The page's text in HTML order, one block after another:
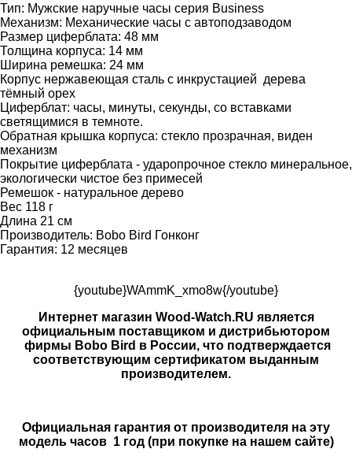
Тип: Мужские наручные часы серия Business
Механизм: Механические часы с автоподзаводом
Размер циферблата: 48 мм
Толщина корпуса: 14 мм
Ширина ремешка: 24 мм
Корпус нержавеющая сталь с инкрустацией дерева
тёмный орех
Циферблат: часы, минуты, секунды, со вставками
светящимися в темноте.
Обратная крышка корпуса: стекло прозрачная, виден
механизм
Покрытие циферблата - ударопрочное стекло минеральное,
экологически чистое без примесей
Ремешок - натуральное дерево
Вес 118 г
Длина 21 см
Производитель: Bobo Bird Гонконг
Гарантия: 12 месяцев
{youtube}WAmmK_xmo8w{/youtube}
Интернет магазин Wood-Watch.RU является
официальным поставщиком и дистрибьютором
фирмы Bobo Bird в России, что подтверждается
соответствующим сертификатом выданным
производителем.
Официальная гарантия от производителя на эту
модель часов 1 год (при покупке на нашем сайте)